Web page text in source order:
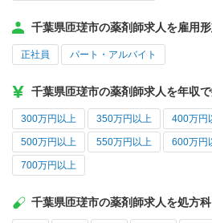
千葉県匝瑳市の薬剤師求人を雇用
正社員 パート・アルバイト
千葉県匝瑳市の薬剤師求人を年収
300万円以上 350万円以上 400万円
500万円以上 550万円以上 600万円
700万円以上
千葉県匝瑳市の薬剤師求人を処方